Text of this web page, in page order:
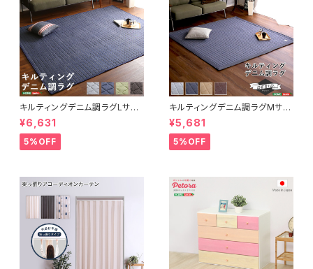
キルティングデニム調ラグLサイ
ズ(190x240cm)オールシーズ
ン、滑り止め付き、手洗い対応【D
erid-デリッド-】 DRG-L
¥6,631
5%OFF
キルティングデニム調ラグMサイ
ズ(185x185cm)オールシーズ
ン、滑り止め付き、手洗い対応【D
erid-デリッド-】 DRG-M
¥5,681
5%OFF